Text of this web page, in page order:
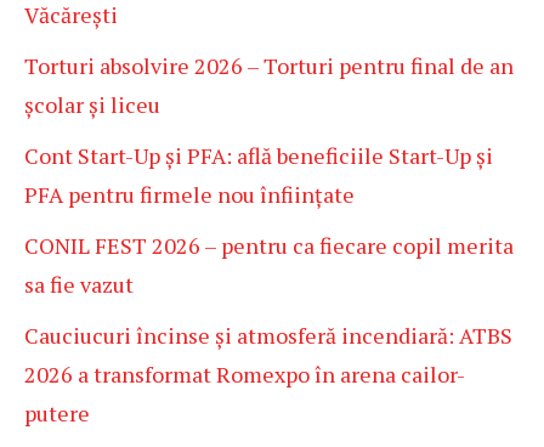
Văcărești
Torturi absolvire 2026 – Torturi pentru final de an
școlar și liceu
Cont Start-Up și PFA: află beneficiile Start-Up și
PFA pentru firmele nou înființate
CONIL FEST 2026 – pentru ca fiecare copil merita
sa fie vazut
Cauciucuri încinse și atmosferă incendiară: ATBS
2026 a transformat Romexpo în arena cailor-
putere